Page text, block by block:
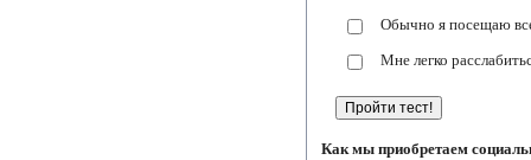
Обычно я посещаю
Мне легко
Как мы приобретаем